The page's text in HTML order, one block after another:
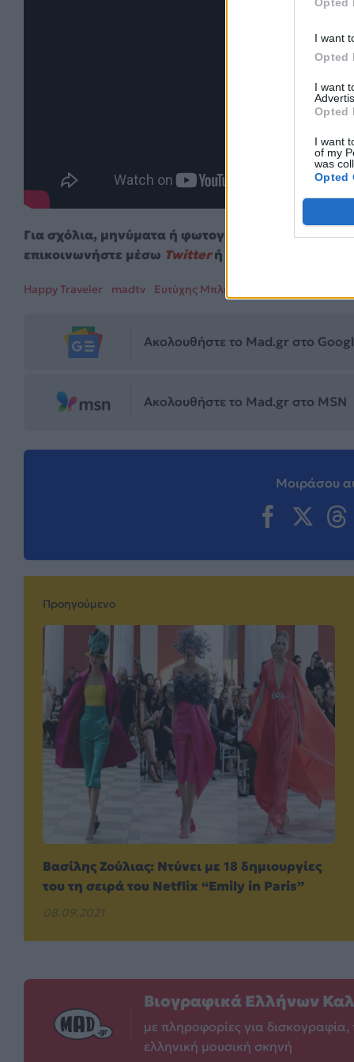
I want
Opted
I want
Opted
I want
of my
was
Opted
Για σχόλια, μηνύματα ή φωτογραφικό υλικό
επικοινωνήστε μέσω Twitterή ακολουθήστε μας
Happy Traveler madtv Ευτύχης Μπλέτσας
Ακολουθήστε το Mad.gr στο
Ακολουθήστε το Mad.gr στο MSN
Μοιράσου
Προηγούμενο
Βασίλης Ζούλιας: Ντύνει με 18 δημιουργίες
του τη σειρά του Netflix “Emily in Paris”
08.09.2021
Βιογραφικά Ελλήνων
με πληροφορίες για δισκογραφία,
ελληνική μουσική σκηνή